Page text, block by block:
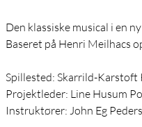
Den klassiske musical i en
Baseret på Henri Meilhacs
Spillested: Skarrild-
​Projektleder: Line Husum
Instruktører: John Eg